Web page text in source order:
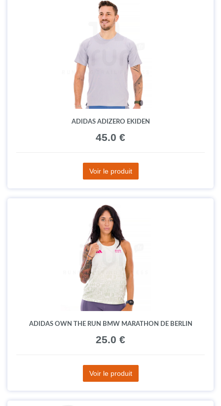
ADIDAS ADIZERO EKIDEN
45.0 €
Voir le produit
ADIDAS OWN THE RUN BMW MARATHON DE BERLIN
25.0 €
Voir le produit